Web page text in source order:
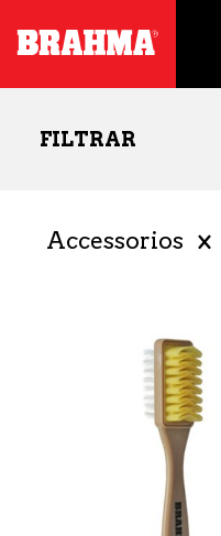
FILTRAR
Accessorios